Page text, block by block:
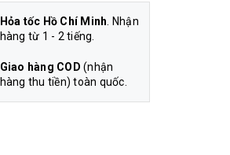
Hỏa tốc Hồ Chí Minh. Nhận
hàng từ 1 - 2 tiếng.
Giao hàng COD (nhận
hàng thu tiền) toàn quốc.